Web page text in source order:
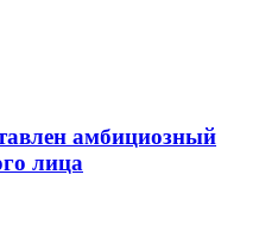
амбициозный
лица